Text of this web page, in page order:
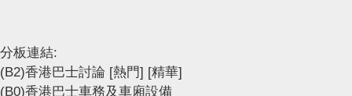
分板連結:
(B2)香港巴士討論 [熱門] [精華]
(B0)香港巴士車務及車廂設備